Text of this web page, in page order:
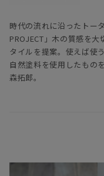
時代の流れに沿ったトー
PROJECT」木の質感を
タイルを提案。使えば使
自然塗料を使用したもの
森拓郎。